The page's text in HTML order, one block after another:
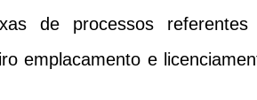
de processos
emplacamento e